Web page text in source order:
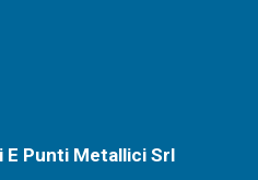
Punti Metallici Srl